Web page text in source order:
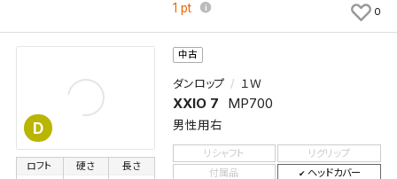
1 pt 0
D
中古
ダンロップ １Ｗ
XXIO 7 MP700
男性用右
ロフト 硬さ 長さ
リシャフト
リグリップ
付属品
ヘッドカバー
新着通知
検索条件を保存
検索条件を保存しました。
これまで保存した検索条件は、マイページの「保存検